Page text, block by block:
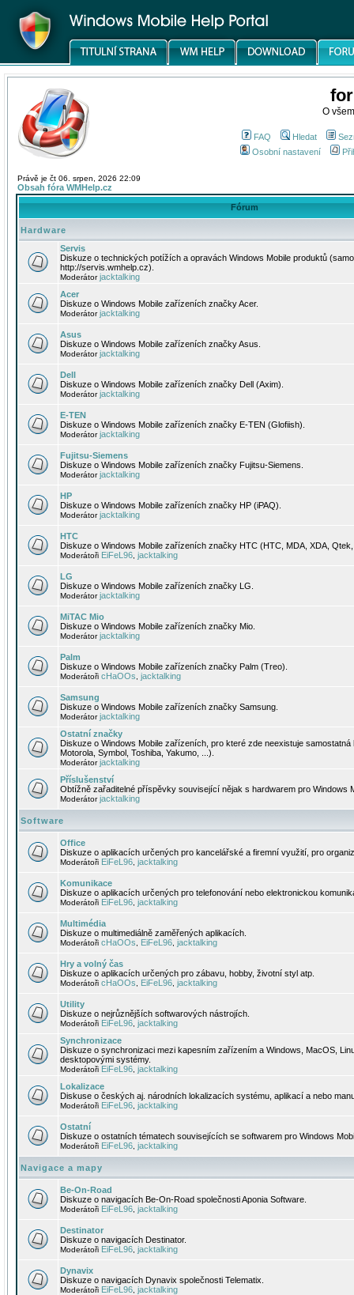
O
FAQ Hledat
Osobní nastavení
Právě je čt 06. srpen, 2026 22:09
Obsah fóra WMHelp.cz
Fórum
Hardware
Servis
Diskuze o technických potížích a opravách Windows Mobile produktů
http://servis.wmhelp.cz).
Moderátorjacktalking
Acer
Diskuze o Windows Mobile zařízeních značky Acer.
Moderátorjacktalking
Asus
Diskuze o Windows Mobile zařízeních značky Asus.
Moderátorjacktalking
Dell
Diskuze o Windows Mobile zařízeních značky Dell (Axim).
Moderátorjacktalking
E-TEN
Diskuze o Windows Mobile zařízeních značky E-TEN (Glofiish).
Moderátorjacktalking
Fujitsu-Siemens
Diskuze o Windows Mobile zařízeních značky Fujitsu-Siemens.
Moderátorjacktalking
HP
Diskuze o Windows Mobile zařízeních značky HP (iPAQ).
Moderátorjacktalking
HTC
Diskuze o Windows Mobile zařízeních značky HTC (HTC, MDA, XDA,
Moderátoři EiFeL96 jacktalking
LG
Diskuze o Windows Mobile zařízeních značky LG.
Moderátorjacktalking
MiTAC Mio
Diskuze o Windows Mobile zařízeních značky Mio.
Moderátorjacktalking
Palm
Diskuze o Windows Mobile zařízeních značky Palm (Treo).
Moderátoři cHaOOs jacktalking
Samsung
Diskuze o Windows Mobile zařízeních značky Samsung.
Moderátorjacktalking
Ostatní značky
Diskuze o Windows Mobile zařízeních, pro které zde neexistuje
Motorola, Symbol, Toshiba, Yakumo, ...).
Moderátorjacktalking
Příslušenství
Obtížně zařaditelné příspěvky související nějak s hardwarem pro Windows
Moderátorjacktalking
Software
Office
Diskuze o aplikacích určených pro kancelářské a firemní využití, pro
Moderátoři EiFeL96 jacktalking
Komunikace
Diskuze o aplikacích určených pro telefonování nebo elektronickou
Moderátoři EiFeL96 jacktalking
Multimédia
Diskuze o multimediálně zaměřených aplikacích.
Moderátoři cHaOOs EiFeL96 jacktalking
Hry a volný čas
Diskuze o aplikacích určených pro zábavu, hobby, životní styl atp.
Moderátoři cHaOOs EiFeL96 jacktalking
Utility
Diskuze o nejrůznějších softwarových nástrojích.
Moderátoři EiFeL96 jacktalking
Synchronizace
Diskuze o synchronizaci mezi kapesním zařízením a Windows, MacOS,
desktopovými systémy.
Moderátoři EiFeL96 jacktalking
Lokalizace
Diskuse o českých aj. národních lokalizacích systému, aplikací a nebo
Moderátoři EiFeL96 jacktalking
Ostatní
Diskuze o ostatních tématech souvisejících se softwarem pro Windows
Moderátoři EiFeL96 jacktalking
Navigace a mapy
Be-On-Road
Diskuze o navigacích Be-On-Road společnosti Aponia Software.
Moderátoři EiFeL96 jacktalking
Destinator
Diskuze o navigacích Destinator.
Moderátoři EiFeL96 jacktalking
Dynavix
Diskuze o navigacích Dynavix společnosti Telematix.
Moderátoři EiFeL96 jacktalking